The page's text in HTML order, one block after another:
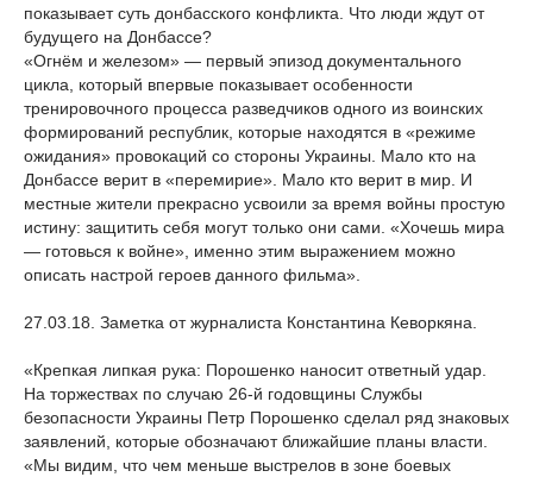
показывает суть донбасского конфликта. Что люди ждут от
будущего на Донбассе?
«Огнём и железом» — первый эпизод документального
цикла, который впервые показывает особенности
тренировочного процесса разведчиков одного из воинских
формирований республик, которые находятся в «режиме
ожидания» провокаций со стороны Украины. Мало кто на
Донбассе верит в «перемирие». Мало кто верит в мир. И
местные жители прекрасно усвоили за время войны простую
истину: защитить себя могут только они сами. «Хочешь мира
— готовься к войне», именно этим выражением можно
описать настрой героев данного фильма».
27.03.18. Заметка от журналиста Константина Кеворкяна.
«Крепкая липкая рука: Порошенко наносит ответный удар.
На торжествах по случаю 26-й годовщины Службы
безопасности Украины Петр Порошенко сделал ряд знаковых
заявлений, которые обозначают ближайшие планы власти.
«Мы видим, что чем меньше выстрелов в зоне боевых